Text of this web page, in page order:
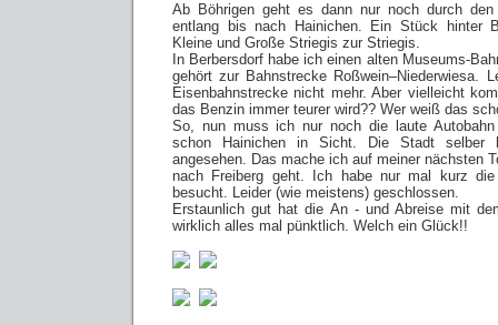
Ab Böhrigen geht es dann nur noch durch
entlang bis nach Hainichen. Ein Stück hinter
Kleine und Große Striegis zur Striegis.
In Berbersdorf habe ich einen alten Museums-
gehört zur Bahnstrecke Roßwein–Niederwiesa.
Eisenbahnstrecke nicht mehr. Aber vielleicht
das Benzin immer teurer wird?? Wer weiß das
So, nun muss ich nur noch die laute Autobahn
schon Hainichen in Sicht. Die Stadt
angesehen. Das mache ich auf meiner nächsten
nach Freiberg geht. Ich habe nur mal kurz die
besucht. Leider (wie meistens) geschlossen.
Erstaunlich gut hat die An - und Abreise mit
wirklich alles mal pünktlich. Welch ein Glück!!